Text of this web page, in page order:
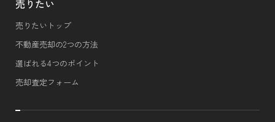
売りたい
売りたいトップ
不動産売却の2つの方法
選ばれる4つのポイント
売却査定フォーム